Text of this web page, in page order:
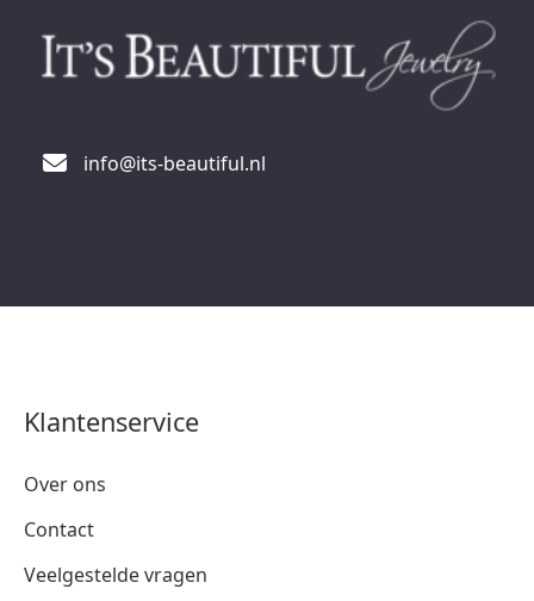
info@its-beautiful.nl
Klantenservice
Over ons
Contact
Veelgestelde vragen